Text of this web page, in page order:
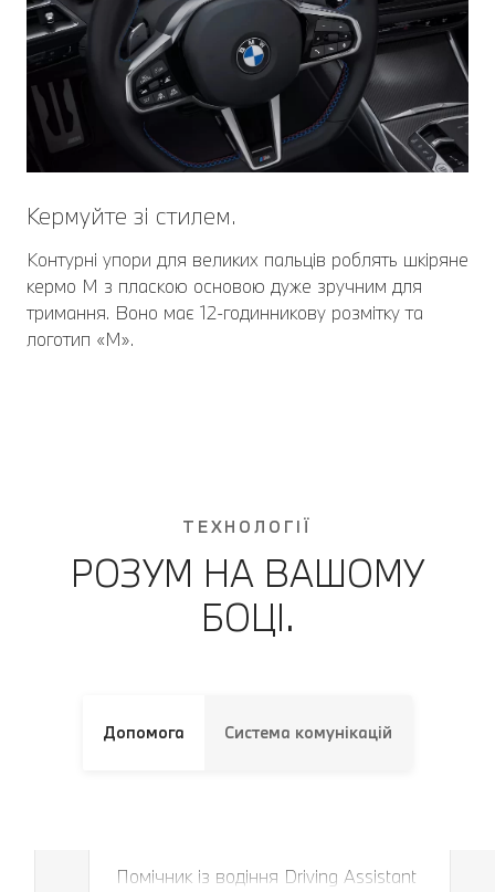
Кермуйте зі стилем.
Контурні упори для великих пальців роблять шкіряне
кермо M з пласкою основою дуже зручним для
тримання. Воно має 12-годинникову розмітку та
логотип «M».
ТЕХНОЛОГІЇ
РОЗУМ НА ВАШОМУ
БОЦІ.
Допомога Система комунікацій
Помічник із водіння Driving Assistant